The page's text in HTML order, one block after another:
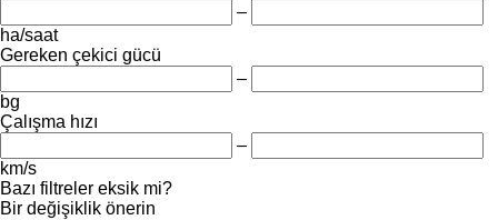
–
ha/saat
Gereken çekici gücü
–
bg
Çalışma hızı
–
km/s
Bazı filtreler eksik mi?
Bir değişiklik önerin